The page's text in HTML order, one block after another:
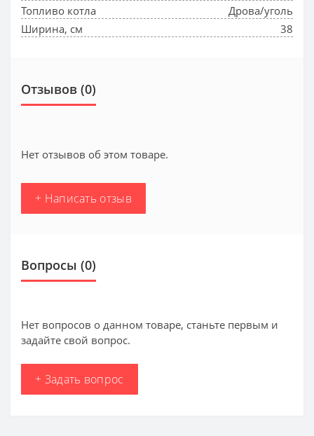
Топливо котла
Дрова/уголь
Ширина, см
38
Отзывов (0)
Нет отзывов об этом товаре.
+ Написать отзыв
Вопросы (0)
Нет вопросов о данном товаре, станьте первым и
задайте свой вопрос.
+ Задать вопрос